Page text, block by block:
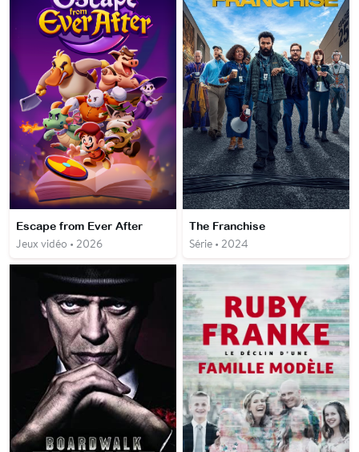
Escape from Ever After
Jeux vidéo • 2026
The Franchise
Série • 2024